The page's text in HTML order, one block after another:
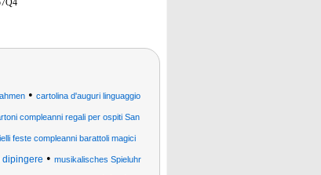
• cartolina d'auguri linguaggio
compleanni regali per ospiti San
feste compleanni barattoli magici
dipingere • musikalisches Spieluhr